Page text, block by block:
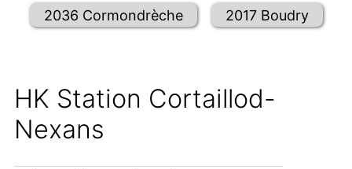
2036 Cormondrèche 2017 Boudry
HK Station Cortaillod-
Nexans